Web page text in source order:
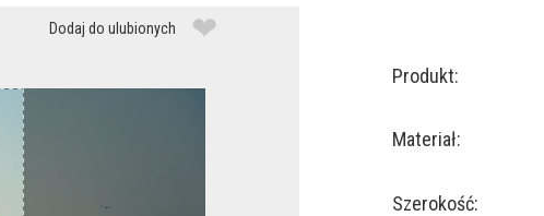
Dodaj do ulubionych ❤
Produkt:
Materiał:
Szerokość: